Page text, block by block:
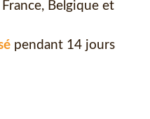
Belgique et
pendant 14 jours